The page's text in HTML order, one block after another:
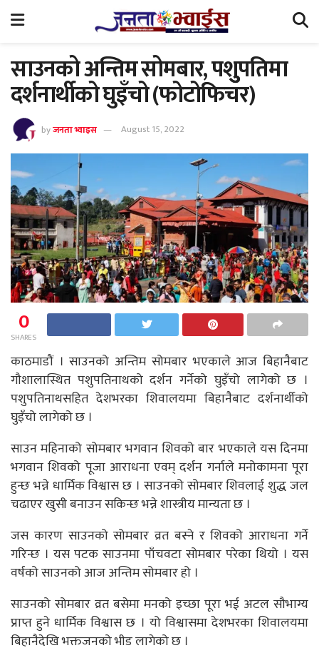
साउनको अन्तिम सोमबार, पशुुपतिमा
दर्शनार्थीको घुइँचो (फोटोफिचर)
byजनता भ्वाइस August 15, 2022
0
SHARES
काठमाडौं । साउनको अन्तिम सोमबार भएकाले आज बिहानैबाट
गौशालास्थित पशुपतिनाथको दर्शन गर्नेको घुइँचो लागेको छ ।
पशुपतिनाथसहित देशभरका शिवालयमा बिहानैबाट दर्शनार्थीको
घुइँचो लागेको छ ।
साउन महिनाको सोमबार भगवान शिवको बार भएकाले यस दिनमा
भगवान शिवको पूजा आराधना एवम् दर्शन गर्नाले मनोकामना पूरा
हुन्छ भन्ने धार्मिक विश्वास छ । साउनको सोमबार शिवलाई शुद्ध जल
चढाएर खुसी बनाउन सकिन्छ भन्ने शास्त्रीय मान्यता छ ।
जस कारण साउनको सोमबार व्रत बस्ने र शिवको आराधना गर्ने
गरिन्छ । यस पटक साउनमा पाँचवटा सोमबार परेका थियो । यस
वर्षको साउनको आज अन्तिम सोमबार हो ।
साउनको सोमबार व्रत बसेमा मनको इच्छा पूरा भई अटल सौभाग्य
प्राप्त हुने धार्मिक विश्वास छ । यो विश्वासमा देशभरका शिवालयमा
बिहानैदेखि भक्तजनको भीड लागेको छ ।